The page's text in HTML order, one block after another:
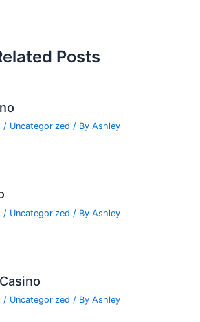
Posts
/ Uncategorized / By Ashley
/ Uncategorized / By Ashley
/ Uncategorized / By Ashley